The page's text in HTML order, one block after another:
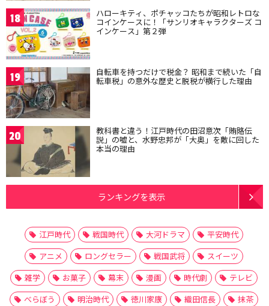
18 ハローキティ、ポチャッコたちが昭和レトロな
コインケースに！「サンリオキャラクターズ コ
インケース」第２弾
19 自転車を持つだけで税金？ 昭和まで続いた「自
転車税」の意外な歴史と脱税が横行した理由
20 教科書と違う！江戸時代の田沼意次「賄賂伝
説」の嘘と、水野忠邦が「大奥」を敵に回した
本当の理由
ランキングを表示
江戸時代 戦国時代 大河ドラマ
平安時代
アニメ
ロングセラー 戦国武将
スイーツ
雑学
お菓子 幕末 漫画 時代劇
テレビ
べらぼう
明治時代 徳川家康 織田信長
抹茶